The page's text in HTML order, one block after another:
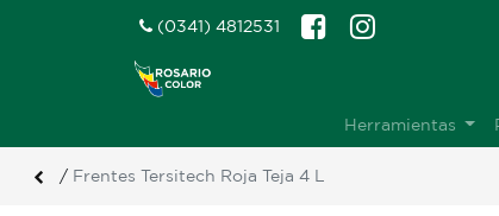
(0341) 4812531
Herramientas
/ Frentes Tersitech Roja Teja 4 L